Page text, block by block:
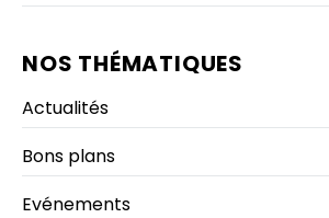
NOS THÉMATIQUES
Actualités
Bons plans
Evénements